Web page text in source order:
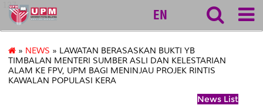
127
EN
» NEWS » LAWATAN BERASASKAN BUKTI YB
TIMBALAN MENTERI SUMBER ASLI DAN KELESTARIAN
ALAM KE FPV, UPM BAGI MENINJAU PROJEK RINTIS
KAWALAN POPULASI KERA
News List